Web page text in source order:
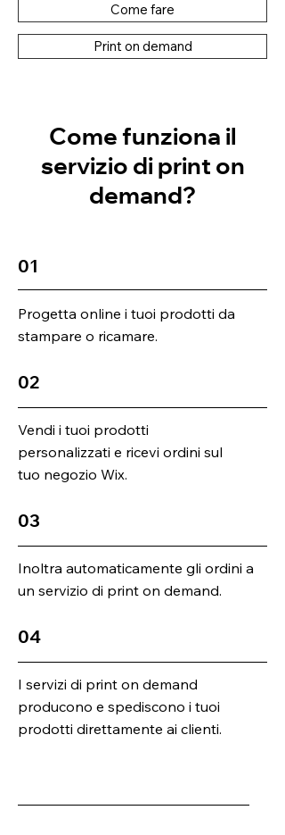
Come fare
Print on demand
Come funziona il
servizio di print on
demand?
01
Progetta online i tuoi prodotti da
stampare o ricamare.
02
Vendi i tuoi prodotti
personalizzati e ricevi ordini sul
tuo negozio Wix.
03
Inoltra automaticamente gli ordini a
un servizio di print on demand.
04
I servizi di print on demand
producono e spediscono i tuoi
prodotti direttamente ai clienti.